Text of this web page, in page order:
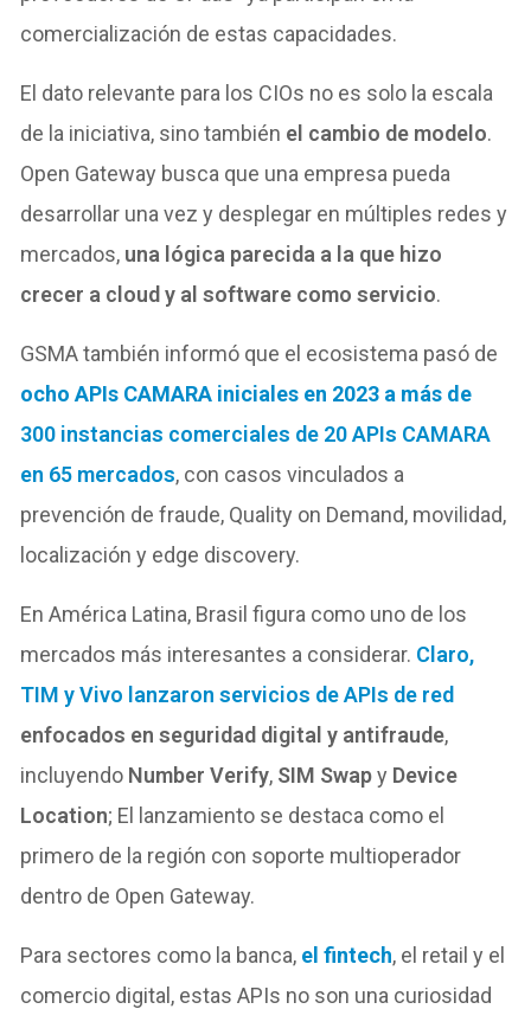
comercialización de estas capacidades.
El dato relevante para los CIOs no es solo la escala
de la iniciativa, sino también el cambio de modelo.
Open Gateway busca que una empresa pueda
desarrollar una vez y desplegar en múltiples redes y
mercados, una lógica parecida a la que hizo
crecer a cloud y al software como servicio.
GSMA también informó que el ecosistema pasó de
ocho APIs CAMARA iniciales en 2023 a más de
300 instancias comerciales de 20 APIs CAMARA
en 65 mercados, con casos vinculados a
prevención de fraude, Quality on Demand, movilidad,
localización y edge discovery.
En América Latina, Brasil figura como uno de los
mercados más interesantes a considerar. Claro,
TIM y Vivo lanzaron servicios de APIs de red
enfocados en seguridad digital y antifraude,
incluyendo Number Verify, SIM Swapy Device
Location; El lanzamiento se destaca como el
primero de la región con soporte multioperador
dentro de Open Gateway.
Para sectores como la banca, el fintech, el retail y el
comercio digital, estas APIs no son una curiosidad